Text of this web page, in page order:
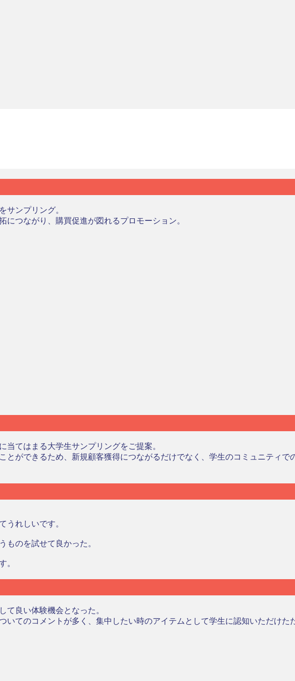
サンプリング。
つながり、購買促進が図れるプロモーション。
てはまる大学生サンプリングをご提案。
ができるため、新規顧客獲得につながるだけでなく、学生のコミュニティで
うれしいです。
ものを試せて良かった。
。
て良い体験機会となった。
てのコメントが多く、集中したい時のアイテムとして学生に認知いただけた